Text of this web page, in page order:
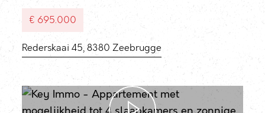
€ 695.000
Rederskaai 45, 8380 Zeebrugge